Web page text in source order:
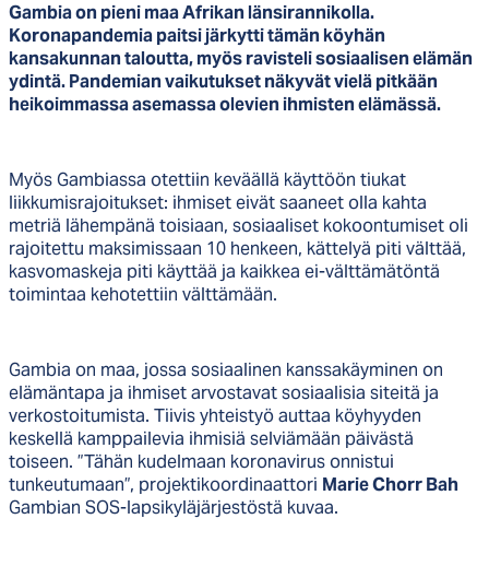
Gambia on pieni maa Afrikan länsirannikolla.
Koronapandemia paitsi järkytti tämän köyhän
kansakunnan taloutta, myös ravisteli sosiaalisen elämän
ydintä. Pandemian vaikutukset näkyvät vielä pitkään
heikoimmassa asemassa olevien ihmisten elämässä.
Myös Gambiassa otettiin keväällä käyttöön tiukat
liikkumisrajoitukset: ihmiset eivät saaneet olla kahta
metriä lähempänä toisiaan, sosiaaliset kokoontumiset oli
rajoitettu maksimissaan 10 henkeen, kättelyä piti välttää,
kasvomaskeja piti käyttää ja kaikkea ei-välttämätöntä
toimintaa kehotettiin välttämään.
Gambia on maa, jossa sosiaalinen kanssakäyminen on
elämäntapa ja ihmiset arvostavat sosiaalisia siteitä ja
verkostoitumista. Tiivis yhteistyö auttaa köyhyyden
keskellä kamppailevia ihmisiä selviämään päivästä
toiseen. ”Tähän kudelmaan koronavirus onnistui
tunkeutumaan”, projektikoordinaattori Marie Chorr Bah
Gambian SOS-lapsikyläjärjestöstä kuvaa.